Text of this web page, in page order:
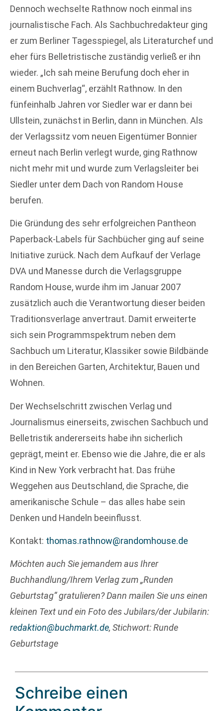
Dennoch wechselte Rathnow noch einmal ins
journalistische Fach. Als Sachbuchredakteur ging
er zum Berliner Tagesspiegel, als Literaturchef und
eher fürs Belletristische zuständig verließ er ihn
wieder. „Ich sah meine Berufung doch eher in
einem Buchverlag“, erzählt Rathnow. In den
fünfeinhalb Jahren vor Siedler war er dann bei
Ullstein, zunächst in Berlin, dann in München. Als
der Verlagssitz vom neuen Eigentümer Bonnier
erneut nach Berlin verlegt wurde, ging Rathnow
nicht mehr mit und wurde zum Verlagsleiter bei
Siedler unter dem Dach von Random House
berufen.
Die Gründung des sehr erfolgreichen Pantheon
Paperback-Labels für Sachbücher ging auf seine
Initiative zurück. Nach dem Aufkauf der Verlage
DVA und Manesse durch die Verlagsgruppe
Random House, wurde ihm im Januar 2007
zusätzlich auch die Verantwortung dieser beiden
Traditionsverlage anvertraut. Damit erweiterte
sich sein Programmspektrum neben dem
Sachbuch um Literatur, Klassiker sowie Bildbände
in den Bereichen Garten, Architektur, Bauen und
Wohnen.
Der Wechselschritt zwischen Verlag und
Journalismus einerseits, zwischen Sachbuch und
Belletristik andererseits habe ihn sicherlich
geprägt, meint er. Ebenso wie die Jahre, die er als
Kind in New York verbracht hat. Das frühe
Weggehen aus Deutschland, die Sprache, die
amerikanische Schule – das alles habe sein
Denken und Handeln beeinflusst.
Kontakt: thomas.rathnow@randomhouse.de
Möchten auch Sie jemandem aus Ihrer
Buchhandlung/Ihrem Verlag zum „Runden
Geburtstag“ gratulieren? Dann mailen Sie uns einen
kleinen Text und ein Foto des Jubilars/der Jubilarin:
redaktion@buchmarkt.de, Stichwort: Runde
Geburtstage
Schreibe einen